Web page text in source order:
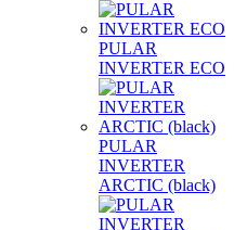
PULAR
INVERTER ECO
PULAR
INVERTER
ARCTIC (black)